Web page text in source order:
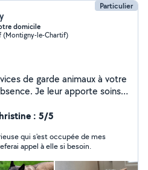
Particulier
domicile
(Montigny-le-Chartif)
Je leur apporte soins
: 5/5
qui s'est occupée de mes
appel à elle si besoin.